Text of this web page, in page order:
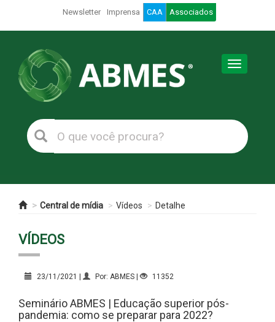
Newsletter Imprensa CAA Associados
Toggle
Central de mídia Vídeos Detalhe
VÍDEOS
23/11/2021 | Por: ABMES | 11352
Seminário ABMES | Educação superior pós-
pandemia: como se preparar para 2022?